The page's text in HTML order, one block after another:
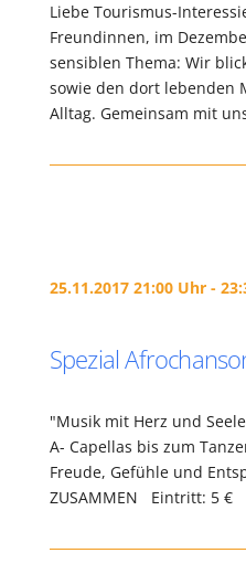
Liebe Tourismus-
Freundinnen, im
sensiblen Thema: Wir
sowie den dort lebenden
Alltag. Gemeinsam mit
25.11.2017 21:00 Uhr -
Spezial
"Musik mit Herz und
A- Capellas bis zum
Freude, Gefühle und
ZUSAMMEN Eintritt: 5 €